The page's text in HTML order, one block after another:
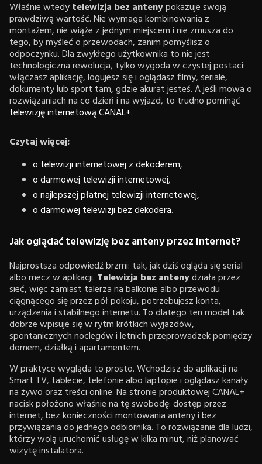
Właśnie wtedytelewizja bez antenypokazuje swoją
prawdziwą wartość. Nie wymaga kombinowania z
montażem, nie wiąże z jednym miejscem i nie zmusza do
tego, by myśleć o przewodach, zanim pomyślisz o
odpoczynku. Dla zwykłego użytkownika to nie jest
technologiczna rewolucja, tylko wygoda w czystej postaci:
włączasz aplikację, logujesz się i oglądasz filmy, seriale,
dokumenty lub sport tam, gdzie akurat jesteś. A jeśli mowa o
rozwiązaniach na co dzień i na wyjazd, to trudno pominąć
telewizję internetową CANAL+.
Czytaj więcej:
o telewizji internetowej z dekoderem,
o darmowej telewizji internetowej,
o najlepszej płatnej telewizji internetowej,
o darmowej telewizji bez dekodera.
Jak oglądać telewizję bez anteny przez internet?
Najprostsza odpowiedź brzmi: tak, jak dziś ogląda się serial
albo mecz w aplikacji. Telewizja bez antenydziała przez
sieć, więc zamiast talerza na balkonie albo przewodu
ciągnącego się przez pół pokoju, potrzebujesz konta,
urządzenia i stabilnego internetu. To dlatego ten model tak
dobrze wpisuje się w rytm krótkich wyjazdów,
spontanicznych noclegów i letnich przeprowadzek pomiędzy
domem, działką i apartamentem.
W praktyce wygląda to prosto. Wchodzisz do aplikacji na
Smart TV, tablecie, telefonie albo laptopie i oglądasz kanały
na żywo oraz treści online. Na stronie produktowej CANAL+
nacisk położono właśnie na tę swobodę: dostęp przez
internet, bez konieczności montowania anteny i bez
przywiązania do jednego odbiornika. To rozwiązanie dla ludzi,
którzy wolą uruchomić usługę w kilka minut, niż planować
wizytę instalatora.